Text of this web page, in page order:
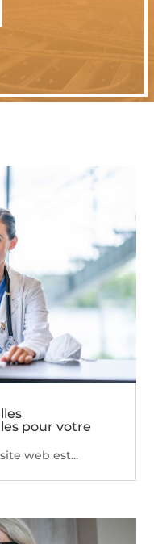
pour votre
web est...